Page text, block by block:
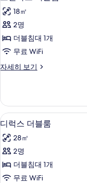
가
능
한
터
탠
다
드
더
룸
진
모
두
보
기
18㎡
2명
더블침대 1개
무료 WiFi
자세히 보기
스
더
블
룸
자
세
히
기
디
럭
스
더
블
8
디럭스 더블룸
28㎡
2명
더블침대 1개
무료 WiFi